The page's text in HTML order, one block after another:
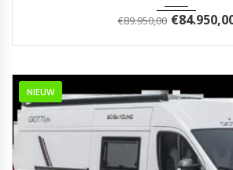
€89.950,00 €
NIEUW